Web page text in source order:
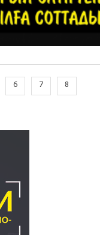
6 7
8